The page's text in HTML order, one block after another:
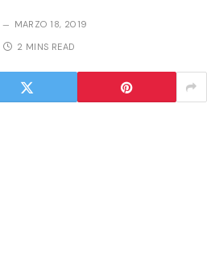
MARZO 18, 2019
2 MINS READ